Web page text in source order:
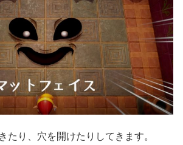
たり、穴を開けたりしてきます。